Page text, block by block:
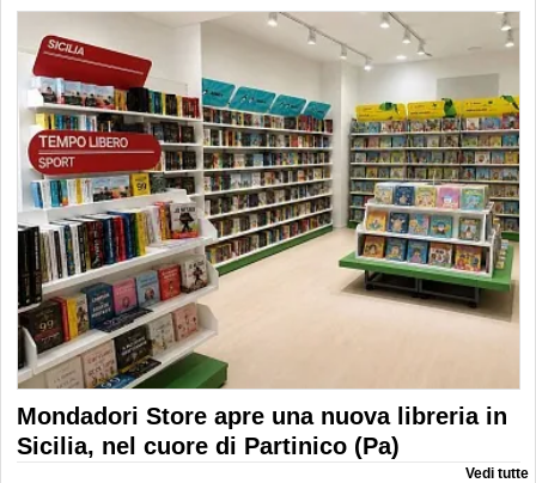
Mondadori Store apre una nuova libreria in
Sicilia, nel cuore di Partinico (Pa)
Vedi tutte